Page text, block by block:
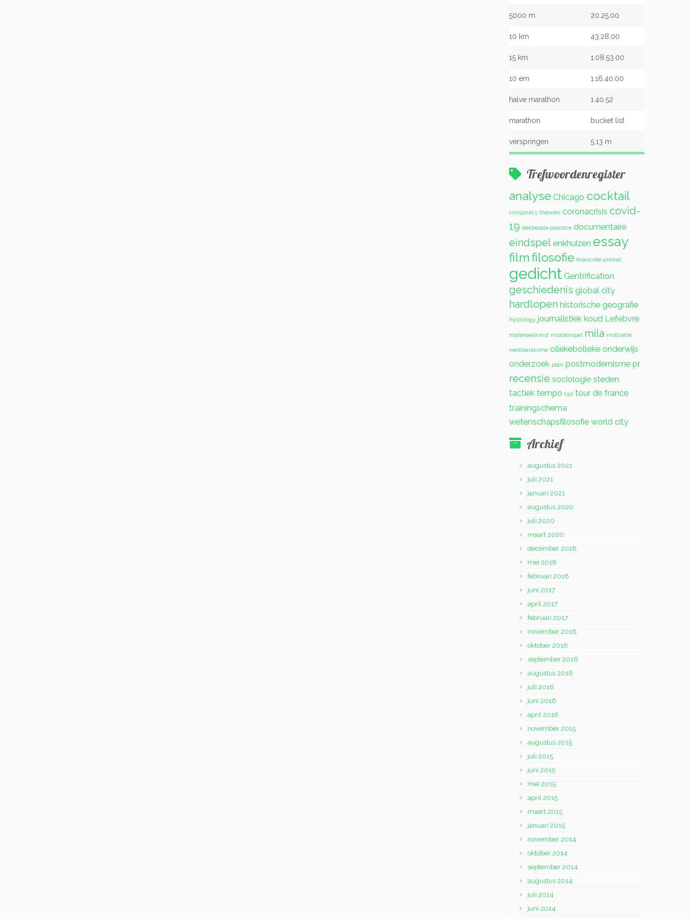
5000 m 20.25.00
10 km 43.28.00
15 km 1.08.53.00
10 em 1.16.40.00
halve marathon 1.40.52
marathon bucket list
verspringen 5,13 m
Trefwoordenregister
analyse Chicago cocktail
conspiracy theories coronacrisis covid-
19 deliberate practice documentaire
eindspel enkhuizen essay
filmfilosofie financiële prikkel
gedicht Gentrification
geschiedenis global city
hardlopen historische geografie
hydrology journalistiek koud Lefebvre
materiaalwinst middenspel mila motivatie
neoliberalisme ollekebolleke onderwijs
onderzoek plan postmodernisme pr
recensie sociologie steden
tactiek tempo tijd tour de france
trainingschema
wetenschapsfilosofie world city
Archief
augustus 2021
juli 2021
januari 2021
augustus 2020
juli 2020
maart 2020
december 2018
mei 2018
februari 2018
juni 2017
april 2017
februari 2017
november 2016
oktober 2016
september 2016
augustus 2016
juli 2016
juni 2016
april 2016
november 2015
augustus 2015
juli 2015
juni 2015
mei 2015
april 2015
maart 2015
januari 2015
november 2014
oktober 2014
september 2014
augustus 2014
juli 2014
juni 2014